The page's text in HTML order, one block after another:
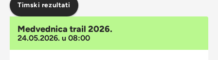
Timski rezultati
Medvednica trail 2026.
24.05.2026. u 08:00